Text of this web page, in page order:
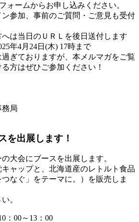
ォームからお申し込みください。
参加、事前のご質問・ご意見も受付
は当日のＵＲＬを後日送付します
年4月24日(木) 17時まで
ぎておりますが、本メルマガをご覧
方はぜひご参加ください！
務局
を出展します！
大会にブースを出展します。
ャップと、北海道産のレトルト食品
つなぐ」をテーマに。）を販売しま
。
：00～13：00